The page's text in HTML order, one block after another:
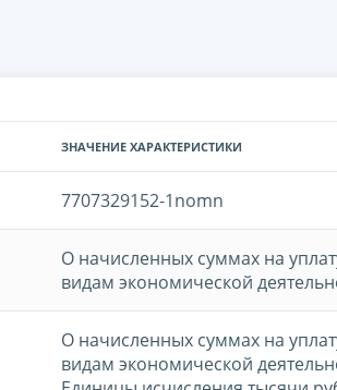
ЗНАЧЕНИЕ ХАРАКТЕРИСТИКИ
7707329152-1nomn
О начисленных суммах на
видам экономической
О начисленных суммах на
видам экономической